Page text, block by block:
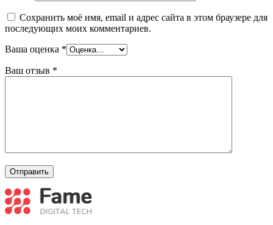
Сохранить моё имя, email и адрес сайта в этом браузере для
последующих моих комментариев.
Ваша оценка *
Ваш отзыв *